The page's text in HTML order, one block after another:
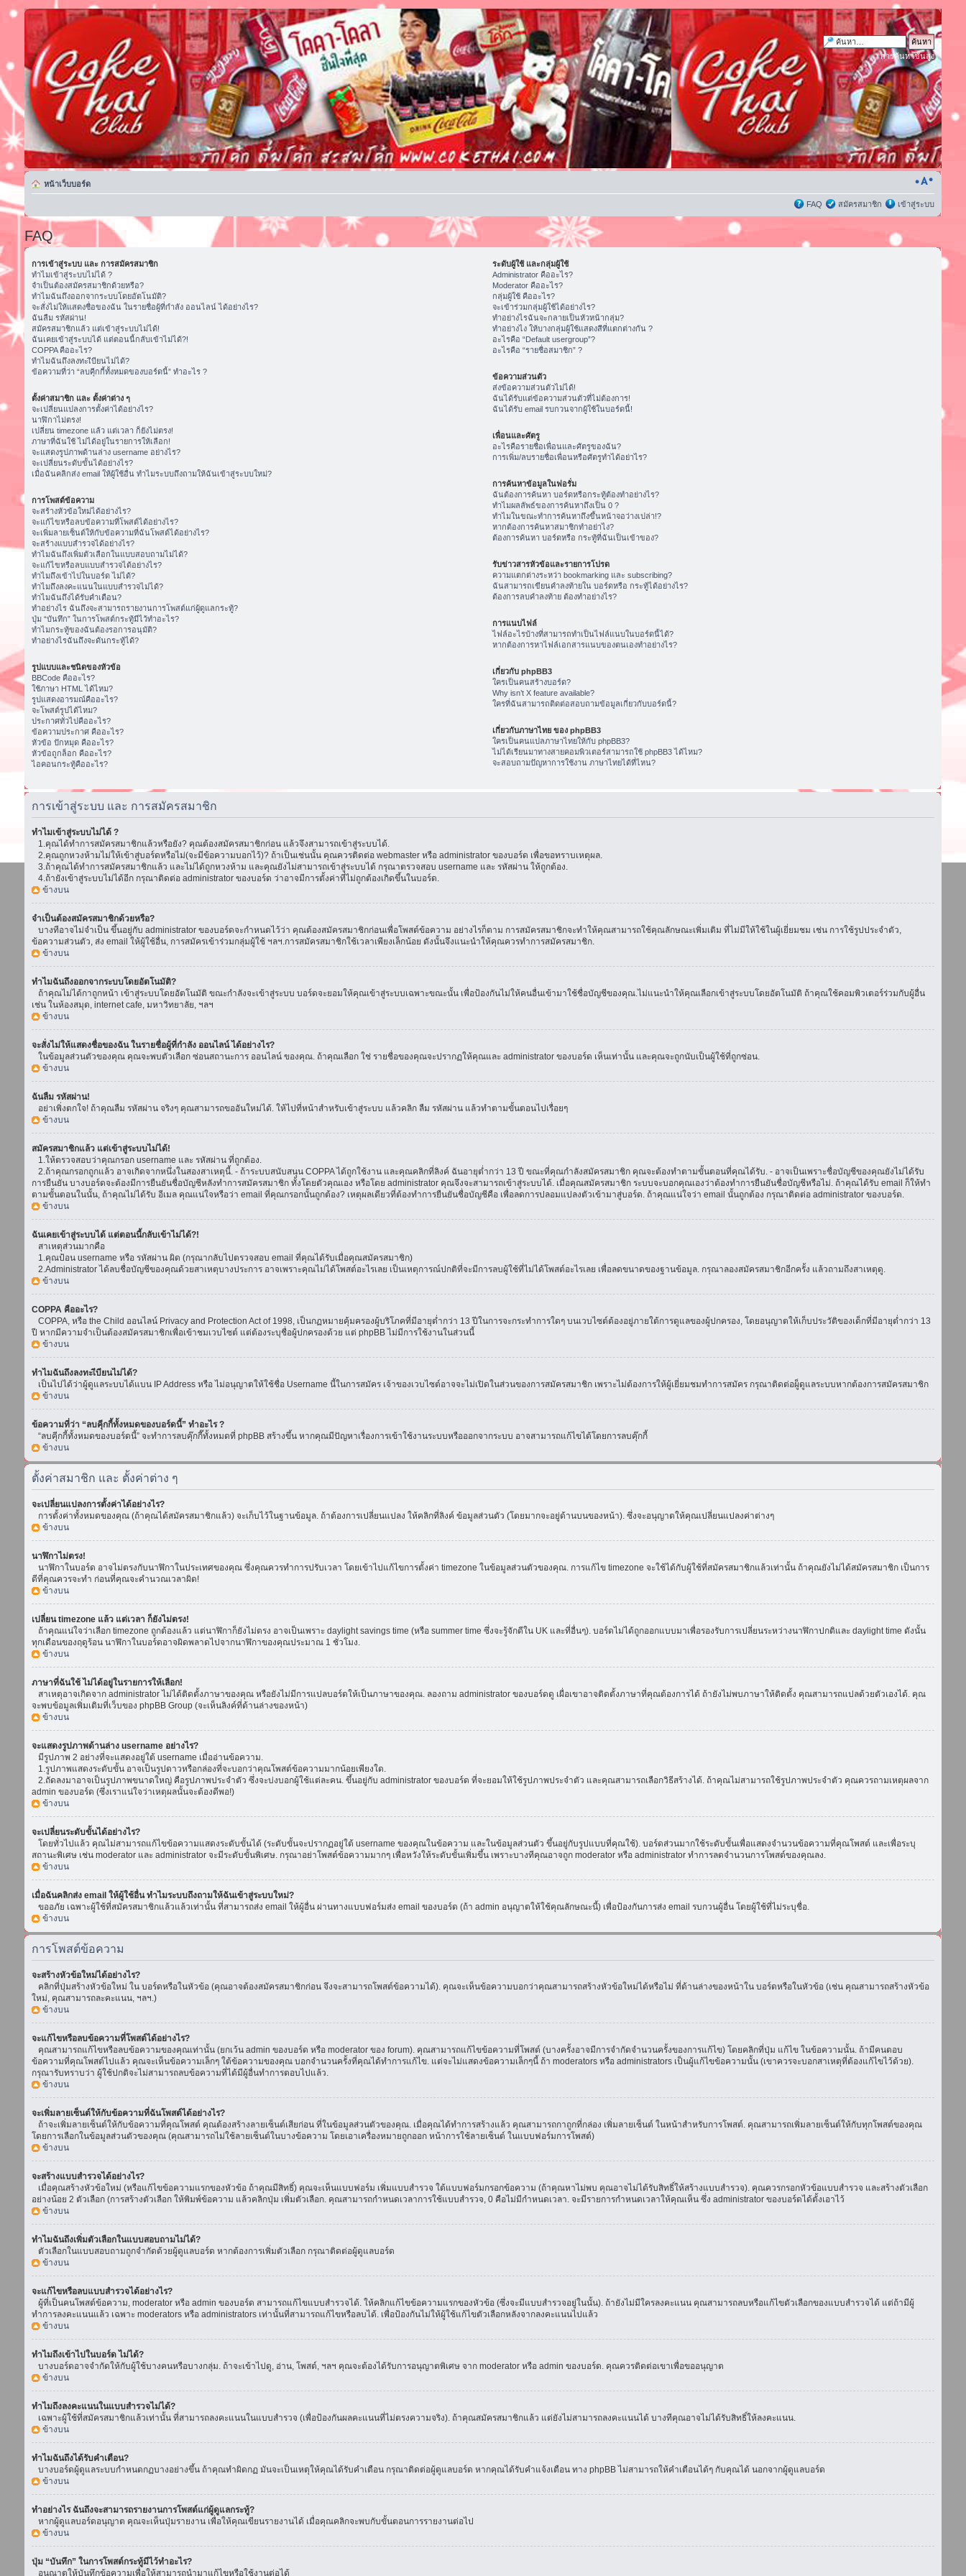
การค้นหาขั้นสูง
หน้าเว็บบอร์ด
FAQ สมัครสมาชิก เข้าสู่ระบบ
FAQ
การเข้าสู่ระบบ และ การสมัครสมาชิก
ทำไมเข้าสู่ระบบไม่ได้ ?
จำเป็นต้องสมัครสมาชิกด้วยหรือ?
ทำไมฉันถึงออกจากระบบโดยอัตโนมัติ?
จะสั่งไม่ให้แสดงชื่อของฉัน ในรายชื่อผู้ที่กำลัง ออนไลน์ ได้อย่างไร?
ฉันลืม รหัสผ่าน!
สมัครสมาชิกแล้ว แต่เข้าสู่ระบบไม่ได้!
ฉันเคยเข้าสู่ระบบได้ แต่ตอนนี้กลับเข้าไม่ได้?!
COPPA คืออะไร?
ทำไมฉันถึงลงทะเีบียนไม่ได้?
ข้อความที่ว่า “ลบคุีกกี้ทั้งหมดของบอร์ดนี้” ทำอะไร ?
ตั้งค่าสมาชิก และ ตั้งค่าต่าง ๆ
จะเปลี่ยนแปลงการตั้งค่าได้อย่างไร?
นาฬิกาไม่ตรง!
เปลี่ยน timezone แล้ว แต่เวลา ก็ยังไม่ตรง!
ภาษาที่ฉันใช้ ไม่ได้อยู่ในรายการให้เลือก!
จะแสดงรูปภาพด้านล่าง username อย่างไร?
จะเปลี่ยนระดับขั้นได้อย่างไร?
เมื่อฉันคลิกส่ง email ให้ผู้ใช้อื่น ทำไมระบบถึงถามให้ฉันเข้าสู่ระบบใหม่?
การโพสต์ข้อความ
จะสร้างหัวข้อใหม่ได้อย่างไร?
จะแก้ไขหรือลบข้อความที่โพสต์ได้อย่างไร?
จะเพิ่มลายเซ็นต์ให้กับข้อความที่ฉันโพสต์ได้อย่างไร?
จะสร้างแบบสำรวจได้อย่างไร?
ทำไมฉันถึงเพิ่มตัวเลือกในแบบสอบถามไม่ได้?
จะแก้ไขหรือลบแบบสำรวจได้อย่างไร?
ทำไมถึงเข้าไปในบอร์ด ไม่ได้?
ทำไมถึงลงคะแนนในแบบสำรวจไม่ได้?
ทำไมฉันถึงได้รับคำเตือน?
ทำอย่างไร ฉันถึงจะสามารถรายงานการโพสต์แก่ผู้ดูแลกระทู้?
ปุ่ม “บันทึก” ในการโพสต์กระทู้มีไว้ทำอะไร?
ทำไมกระทู้ของฉันต้องรอการอนุมัติ?
ทำอย่างไรฉันถึงจะดันกระทู้ได้?
รูปแบบและชนิดของหัวข้อ
BBCode คืออะไร?
ใช้ภาษา HTML ได้ไหม?
รูปแสดงอารมณ์คืออะไร?
จะโพสต์รูปได้ไหม?
ประกาศทั่วไปคืออะไร?
ข้อความประกาศ คืออะไร?
หัวข้อ ปักหมุด คืออะไร?
หัวข้อถูกล็อก คืออะไร?
ไอคอนกระทู้คืออะไร?
ระดับผู้ใช้ และกลุ่มผู้ใช้
Administrator คืออะไร?
Moderator คืออะไร?
กลุ่มผู้ใช้ คืออะไร?
จะเข้าร่วมกลุ่มผู้ใช้ได้อย่างไร?
ทำอย่างไรฉันจะกลายเป็นหัวหน้ากลุ่ม?
ทำอย่างไง ให้บางกลุ่มผู้ใช้แสดงสีที่แตกต่างกัน ?
อะไรคือ “Default usergroup”?
อะไรคือ “รายชื่อสมาชิก” ?
ข้อความส่วนตัว
ส่งข้อความส่วนตัวไม่ได้!
ฉันได้รับแต่ข้อความส่วนตัวที่ไม่ต้องการ!
ฉันได้รับ email รบกวนจากผู้ใช้ในบอร์ดนี้!
เพื่อนและศัตรู
อะไรคือรายชื่อเพื่อนและศัตรูของฉัน?
การเพิ่ม/ลบรายชื่อเพื่อนหรือศัตรูทำได้อย่าไร?
การค้นหาข้อมูลในฟอรั่ม
ฉันต้องการค้นหา บอร์ดหรือกระทู้ต้องทำอย่างไร?
ทำไมผลลัพธ์ของการค้นหาถึงเป็น 0 ?
ทำไมในขณะทำการค้นหาถึงขึ้นหน้าจอว่างเปล่า!?
หากต้องการค้นหาสมาชิกทำอย่าไง?
ต้องการค้นหา บอร์ดหรือ กระทู้ที่ฉันเป็นเข้าของ?
รับข่าวสารหัวข้อและรายการโปรด
ความแตกต่างระหว่า bookmarking และ subscribing?
ฉันสามารถเขียนคำลงท้ายใน บอร์ดหรือ กระทู้ได้อย่างไร?
ต้องการลบคำลงท้าย ต้องทำอย่างไร?
การแนบไฟล์
ไฟล์อะไรบ้างที่สามารถทำเป็นไฟล์แนบในบอร์ดนี้ได้?
หากต้องการหาไฟล์เอกสารแนบของตนเองทำอย่างไร?
เกี่ยวกับ phpBB3
ใครเป็นคนสร้างบอร์ด?
Why isn’t X feature available?
ใครที่ฉันสามารถติดต่อสอบถามข้อมูลเกี่ยวกับบอร์ดนี้?
เกี่ยวกับภาษาไทย ของ phpBB3
ใครเป็นคนแปลภาษาไทยให้กับ phpBB3?
ไม่ได้เรียนมาทางสายคอมพิวเตอร์สามารถใช้ phpBB3 ได้ไหม?
จะสอบถามปัญหาการใช้งาน ภาษาไทยได้ที่ไหน?
การเข้าสู่ระบบ และ การสมัครสมาชิก
ทำไมเข้าสู่ระบบไม่ได้ ?
1.คุณได้ทำการสมัครสมาชิกแล้วหรือยัง? คุณต้องสมัครสมาชิกก่อน แล้วจึงสามารถเข้าสู่ระบบได้.
2.คุณถูกหวงห้ามไม่ให้เข้าสู่บอร์ดหรือไม่(จะมีข้อความบอกไว้)? ถ้าเป็นเช่นนั้น คุณควรติดต่อ webmaster หรือ administrator ของบอร์ด เพื่อขอทราบเหตุผล.
3.ถ้าคุณได้ทำการสมัครสมาชิกแล้ว และไม่ได้ถูกหวงห้าม และคุณยังไม่สามารถเข้าสู่ระบบได้ กรุณาตรวจสอบ username และ รหัสผ่าน ให้ถูกต้อง.
4.ถ้ายังเข้าสู่ระบบไม่ได้อีก กรุณาติดต่อ administrator ของบอร์ด ว่าอาจมีการตั้งค่าที่ไม่ถูกต้องเกิดขึ้นในบอร์ด.
ข้างบน
จำเป็นต้องสมัครสมาชิกด้วยหรือ?
บางทีอาจไม่จำเป็น ขึ้นอยู่กับ administrator ของบอร์ดจะกำหนดไว้ว่า คุณต้องสมัครสมาชิกก่อนเพื่อโพสต์ข้อความ อย่างไรก็ตาม การสมัครสมาชิกจะทำให้คุณสามารถใช้คุณลักษณะเพิ่มเติม ที่ไม่มีให้ใช้ในผู้เยี่ยมชม เช่น การใช้รูปประจำตัว,
ข้อความส่วนตัว, ส่ง email ให้ผู้ใช้อื่น, การสมัครเข้าร่วมกลุ่มผู้ใช้ ฯลฯ.การสมัครสมาชิกใช้เวลาเพียงเล็กน้อย ดังนั้นจึงแนะนำให้คุณควรทำการสมัครสมาชิก.
ข้างบน
ทำไมฉันถึงออกจากระบบโดยอัตโนมัติ?
ถ้าคุณไม่ได้กาถูกหน้า เข้าสู่ระบบโดยอัตโนมัติ ขณะกำลังจะเข้าสู่ระบบ บอร์ดจะยอมให้คุณเข้าสู่ระบบเฉพาะขณะนั้น เพื่อป้องกันไม่ให้คนอื่นเข้ามาใช้ชื่อบัญชีของคุณ.ไม่แนะนำให้คุณเลือกเข้าสู่ระบบโดยอัตโนมัติ ถ้าคุณใช้คอมพิวเตอร์ร่วมกับผู้อื่น
เช่น ในห้องสมุด, internet cafe, มหาวิทยาลัย, ฯลฯ
ข้างบน
จะสั่งไม่ให้แสดงชื่อของฉัน ในรายชื่อผู้ที่กำลัง ออนไลน์ ได้อย่างไร?
ในข้อมูลส่วนตัวของคุณ คุณจะพบตัวเลือก ซ่อนสถานะการ ออนไลน์ ของคุณ. ถ้าคุณเลือก ใช่ รายชื่อของคุณจะปรากฏให้คุณและ administrator ของบอร์ด เห็นเท่านั้น และคุณจะถูกนับเป็นผู้ใช้ที่ถูกซ่อน.
ข้างบน
ฉันลืม รหัสผ่าน!
อย่าเพิ่งตกใจ! ถ้าคุณลืม รหัสผ่าน จริงๆ คุณสามารถขออันใหม่ได้. ให้ไปที่หน้าสำหรับเข้าสู่ระบบ แล้วคลิก ลืม รหัสผ่าน แล้วทำตามขั้นตอนไปเรื่อยๆ
ข้างบน
สมัครสมาชิกแล้ว แต่เข้าสู่ระบบไม่ได้!
1.ให้ตรวจสอบว่าคุณกรอก username และ รหัสผ่าน ที่ถูกต้อง.
2.ถ้าคุณกรอกถูกแล้ว อาจเกิดจากหนึ่งในสองสาเหตุนี้. - ถ้าระบบสนับสนุน COPPA ได้ถูกใช้งาน และคุณคลิกที่ลิงค์ ฉันอายุต่ำกว่า 13 ปี ขณะที่คุณกำลังสมัครสมาชิก คุณจะต้องทำตามขั้นตอนที่คุณได้รับ. - อาจเป็นเพราะชื่อบัญชีของคุณยังไม่ได้รับ
การยืนยัน บางบอร์ดจะต้องมีการยืนยันชื่อบัญชีหลังทำการสมัครสมาชิก ทั้งโดยตัวคุณเอง หรือโดย administrator คุณจึงจะสามารถเข้าสู่ระบบได้. เมื่อคุณสมัครสมาชิก ระบบจะบอกคุณเองว่าต้องทำการยืนยันชื่อบัญชีหรือไม่. ถ้าคุณได้รับ email ก็ให้ทำ
ตามขั้นตอนในนั้น, ถ้าคุณไม่ได้รับ อีเมล คุณแน่ใจหรือว่า email ที่คุณกรอกนั้นถูกต้อง? เหตุผลเดียวที่ต้องทำการยืนยันชื่อบัญชีคือ เพื่อลดการปลอมแปลงตัวเข้ามาสู่บอร์ด. ถ้าคุณแน่ใจว่า email นั้นถูกต้อง กรุณาติดต่อ administrator ของบอร์ด.
ข้างบน
ฉันเคยเข้าสู่ระบบได้ แต่ตอนนี้กลับเข้าไม่ได้?!
สาเหตุส่วนมากคือ
1.คุณป้อน username หรือ รหัสผ่าน ผิด (กรุณากลับไปตรวจสอบ email ที่คุณได้รับเมื่อคุณสมัครสมาชิก)
2.Administrator ได้ลบชื่อบัญชีของคุณด้วยสาเหตุบางประการ อาจเพราะคุณไม่ได้โพสต์อะไรเลย เป็นเหตุการณ์ปกติที่จะมีการลบผู้ใช้ที่ไม่ได้โพสต์อะไรเลย เพื่อลดขนาดของฐานข้อมูล. กรุณาลองสมัครสมาชิกอีกครั้ง แล้วถามถึงสาเหตุดู.
ข้างบน
COPPA คืออะไร?
COPPA, หรือ the Child ออนไลน์ Privacy and Protection Act of 1998, เป็นกฏหมายคุ้มครองผู้บริโภคที่มีอายุต่ำกว่า 13 ปีในการจะกระทำการใดๆ บนเวบไซต์ต้องอยู่ภายใต้การดูแลของผู้ปกครอง, โดยอนุญาตให้เก็บประวัติของเด็กที่มีอายุต่ำกว่า 13
ปี หากมีความจำเป็นต้องสมัครสมาชิกเพื่อเข้าชมเวบไซต์ แต่ต้องระบุชื่อผู้ปกครองด้วย แต่ phpBB ไม่มีการใช้งานในส่วนนี้
ข้างบน
ทำไมฉันถึงลงทะเีบียนไม่ได้?
เป็นไปได้ว่าผู้ดูแลระบบได้แบน IP Address หรือ ไม่อนุญาตให้ใช้ชื่อ Username นี้ในการสมัคร เจ้าของเวบไซต์อาจจะไม่เปิดในส่วนของการสมัครสมาชิก เพราะไม่ต้องการให้ผู้เยี่ยมชมทำการสมัคร กรุณาติดต่อผู็ดูแลระบบหากต้องการสมัครสมาชิก
ข้างบน
ข้อความที่ว่า “ลบคุีกกี้ทั้งหมดของบอร์ดนี้” ทำอะไร ?
“ลบคุีกกี้ทั้งหมดของบอร์ดนี้” จะทำการลบคุ๊กกี๊ทั้งหมดที่ phpBB สร้างขึ้น หากคุณมีปัญหาเรื่องการเข้าใช้งานระบบหรือออกจากระบบ อาจสามารถแก้ไขได้โดยการลบคุ๊กกี้
ข้างบน
ตั้งค่าสมาชิก และ ตั้งค่าต่าง ๆ
จะเปลี่ยนแปลงการตั้งค่าได้อย่างไร?
การตั้งค่าทั้งหมดของคุณ (ถ้าคุณได้สมัครสมาชิกแล้ว) จะเก็บไว้ในฐานข้อมูล. ถ้าต้องการเปลี่ยนแปลง ให้คลิกที่ลิงค์ ข้อมูลส่วนตัว (โดยมากจะอยู่ด้านบนของหน้า). ซึ่งจะอนุญาตให้คุณเปลี่ยนแปลงค่าต่างๆ
ข้างบน
นาฬิกาไม่ตรง!
นาฬิกาในบอร์ด อาจไม่ตรงกับนาฬิกาในประเทศของคุณ ซึ่งคุณควรทำการปรับเวลา โดยเข้าไปแก้ไขการตั้งค่า timezone ในข้อมูลส่วนตัวของคุณ. การแก้ไข timezone จะใช้ได้กับผู้ใช้ที่สมัครสมาชิกแล้วเท่านั้น ถ้าคุณยังไม่ได้สมัครสมาชิก เป็นการ
ดีที่คุณควรจะทำ ก่อนที่คุณจะคำนวณเวลาผิด!
ข้างบน
เปลี่ยน timezone แล้ว แต่เวลา ก็ยังไม่ตรง!
ถ้าคุณแน่ใจว่าเลือก timezone ถูกต้องแล้ว แต่นาฬิกาก็ยังไม่ตรง อาจเป็นเพราะ daylight savings time (หรือ summer time ซึ่งจะรู้จักดีใน UK และที่อื่นๆ). บอร์ดไม่ได้ถูกออกแบบมาเพื่อรองรับการเปลี่ยนระหว่างนาฬิกาปกติและ daylight time ดังนั้น
ทุกเดือนของฤดูร้อน นาฬิกาในบอร์ดอาจผิดพลาดไปจากนาฬิกาของคุณประมาณ 1 ชั่วโมง.
ข้างบน
ภาษาที่ฉันใช้ ไม่ได้อยู่ในรายการให้เลือก!
สาเหตุอาจเกิดจาก administrator ไม่ได้ติดตั้งภาษาของคุณ หรือยังไม่มีการแปลบอร์ดให้เป็นภาษาของคุณ. ลองถาม administrator ของบอร์ดดู เผื่อเขาอาจติดตั้งภาษาที่คุณต้องการได้ ถ้ายังไม่พบภาษาให้ติดตั้ง คุณสามารถแปลด้วยตัวเองได้. คุณ
จะพบข้อมูลเพิ่มเติมที่เว็บของ phpBB Group (จะเห็นลิงค์ที่ด้านล่างของหน้า)
ข้างบน
จะแสดงรูปภาพด้านล่าง username อย่างไร?
มีรูปภาพ 2 อย่างที่จะแสดงอยู่ใต้ username เมื่ออ่านข้อความ.
1.รูปภาพแสดงระดับขั้น อาจเป็นรูปดาวหรือกล่องที่จะบอกว่าคุณโพสต์ข้อความมากน้อยเพียงใด.
2.ถัดลงมาอาจเป็นรูปภาพขนาดใหญ่ คือรูปภาพประจำตัว ซึ่งจะบ่งบอกผู้ใช้แต่ละคน. ขึ้นอยู่กับ administrator ของบอร์ด ที่จะยอมให้ใช้รูปภาพประจำตัว และคุณสามารถเลือกวิธีสร้างได้. ถ้าคุณไม่สามารถใช้รูปภาพประจำตัว คุณควรถามเหตุผลจาก
admin ของบอร์ด (ซึ่งเราแน่ใจว่าเหตุผลนั้นจะต้องดีพอ!)
ข้างบน
จะเปลี่ยนระดับขั้นได้อย่างไร?
โดยทั่วไปแล้ว คุณไม่สามารถแก้ไขข้อความแสดงระดับขั้นได้ (ระดับขั้นจะปรากฏอยู่ใต้ username ของคุณในข้อความ และในข้อมูลส่วนตัว ขึ้นอยู่กับรูปแบบที่คุณใช้). บอร์ดส่วนมากใช้ระดับขั้นเพื่อแสดงจำนวนข้อความที่คุณโพสต์ และเพื่อระบุ
สถานะพิเศษ เช่น moderator และ administrator จะมีระดับขั้นพิเศษ. กรุณาอย่าโพสต์ข้อความมากๆ เพื่อหวังให้ระดับขั้นเพิ่มขึ้น เพราะบางทีคุณอาจถูก moderator หรือ administrator ทำการลดจำนวนการโพสต์ของคุณลง.
ข้างบน
เมื่อฉันคลิกส่ง email ให้ผู้ใช้อื่น ทำไมระบบถึงถามให้ฉันเข้าสู่ระบบใหม่?
ขออภัย เฉพาะผู้ใช้ที่สมัครสมาชิกแล้วแล้วเท่านั้น ที่สามารถส่ง email ให้ผู้อื่น ผ่านทางแบบฟอร์มส่ง email ของบอร์ด (ถ้า admin อนุญาตให้ใช้คุณลักษณะนี้) เพื่อป้องกันการส่ง email รบกวนผู้อื่น โดยผู้ใช้ที่ไม่ระบุชื่อ.
ข้างบน
การโพสต์ข้อความ
จะสร้างหัวข้อใหม่ได้อย่างไร?
คลิกที่ปุ่มสร้างหัวข้อใหม่ ใน บอร์ดหรือในหัวข้อ (คุณอาจต้องสมัครสมาชิกก่อน จึงจะสามารถโพสต์ข้อความได้). คุณจะเห็นข้อความบอกว่าคุณสามารถสร้างหัวข้อใหม่ได้หรือไม่ ที่ด้านล่างของหน้าใน บอร์ดหรือในหัวข้อ (เช่น คุณสามารถสร้างหัวข้อ
ใหม่, คุณสามารถละคะแนน, ฯลฯ.)
ข้างบน
จะแก้ไขหรือลบข้อความที่โพสต์ได้อย่างไร?
คุณสามารถแก้ไขหรือลบข้อความของคุณเท่านั้น (ยกเว้น admin ของบอร์ด หรือ moderator ของ forum). คุณสามารถแก้ไขข้อความที่โพสต์ (บางครั้งอาจมีการจำกัดจำนวนครั้งของการแก้ไข) โดยคลิกที่ปุ่ม แก้ไข ในข้อความนั้น. ถ้ามีคนตอบ
ข้อความที่คุณโพสต์ไปแล้ว คุณจะเห็นข้อความเล็กๆ ใต้ข้อความของคุณ บอกจำนวนครั้งที่คุณได้ทำการแก้ไข. แต่จะไม่แสดงข้อความเล็กๆนี้ ถ้า moderators หรือ administrators เป็นผู้แก้ไขข้อความนั้น (เขาควรจะบอกสาเหตุที่ต้องแก้ไขไว้ด้วย).
กรุณารับทราบว่า ผู้ใช้ปกติจะไม่สามารถลบข้อความที่ได้มีผู้อื่นทำการตอบไปแล้ว.
ข้างบน
จะเพิ่มลายเซ็นต์ให้กับข้อความที่ฉันโพสต์ได้อย่างไร?
ถ้าจะเพิ่มลายเซ็นต์ให้กับข้อความที่คุณโพสต์ คุณต้องสร้างลายเซ็นต์เสียก่อน ที่ในข้อมูลส่วนตัวของคุณ. เมื่อคุณได้ทำการสร้างแล้ว คุณสามารถกาถูกที่กล่อง เพิ่มลายเซ็นต์ ในหน้าสำหรับการโพสต์. คุณสามารถเพิ่มลายเซ็นต์ให้กับทุกโพสต์ของคุณ
โดยการเลือกในข้อมูลส่วนตัวของคุณ (คุณสามารถไม่ใช้ลายเซ็นต์ในบางข้อความ โดยเอาเครื่องหมายถูกออก หน้าการใช้ลายเซ็นต์ ในแบบฟอร์มการโพสต์)
ข้างบน
จะสร้างแบบสำรวจได้อย่างไร?
เมื่อคุณสร้างหัวข้อใหม่ (หรือแก้ไขข้อความแรกของหัวข้อ ถ้าคุณมีสิทธิ์) คุณจะเห็นแบบฟอร์ม เพิ่มแบบสำรวจ ใต้แบบฟอร์มกรอกข้อความ (ถ้าคุณหาไม่พบ คุณอาจไม่ได้รับสิทธิ์ให้สร้างแบบสำรวจ). คุณควรกรอกหัวข้อแบบสำรวจ และสร้างตัวเลือก
อย่างน้อย 2 ตัวเลือก (การสร้างตัวเลือก ให้พิมพ์ข้อความ แล้วคลิกปุ่ม เพิ่มตัวเลือก. คุณสามารถกำหนดเวลาการใช้แบบสำรวจ, 0 คือไม่มีกำหนดเวลา. จะมีรายการกำหนดเวลาให้คุณเห็น ซึ่ง administrator ของบอร์ดได้ตั้งเอาไว้
ข้างบน
ทำไมฉันถึงเพิ่มตัวเลือกในแบบสอบถามไม่ได้?
ตัวเลือกในแบบสอบถามถูกจำกัดด้วยผู้ดูแลบอร์ด หากต้องการเพิ่มตัวเลือก กรุณาติดต่อผู้ดูแลบอร์ด
ข้างบน
จะแก้ไขหรือลบแบบสำรวจได้อย่างไร?
ผู้ที่เป็นคนโพสต์ข้อความ, moderator หรือ admin ของบอร์ด สามารถแก้ไขแบบสำรวจได้. ให้คลิกแก้ไขข้อความแรกของหัวข้อ (ซึ่งจะมีแบบสำรวจอยู่ในนั้น). ถ้ายังไม่มีใครลงคะแนน คุณสามารถลบหรือแก้ไขตัวเลือกของแบบสำรวจได้ แต่ถ้ามีผู้
ทำการลงคะแนนแล้ว เฉพาะ moderators หรือ administrators เท่านั้นที่สามารถแก้ไขหรือลบได้. เพื่อป้องกันไม่ให้ผู้ใช้แก้ไขตัวเลือกหลังจากลงคะแนนไปแล้ว
ข้างบน
ทำไมถึงเข้าไปในบอร์ด ไม่ได้?
บางบอร์ดอาจจำกัดให้กับผู้ใช้บางคนหรือบางกลุ่ม. ถ้าจะเข้าไปดู, อ่าน, โพสต์, ฯลฯ คุณจะต้องได้รับการอนุญาตพิเศษ จาก moderator หรือ admin ของบอร์ด. คุณควรติดต่อเขาเพื่อขออนุญาต
ข้างบน
ทำไมถึงลงคะแนนในแบบสำรวจไม่ได้?
เฉพาะผู้ใช้ที่สมัครสมาชิกแล้วเท่านั้น ที่สามารถลงคะแนนในแบบสำรวจ (เพื่อป้องกันผลคะแนนที่ไม่ตรงความจริง). ถ้าคุณสมัครสมาชิกแล้ว แต่ยังไม่สามารถลงคะแนนได้ บางทีคุณอาจไม่ได้รับสิทธิ์ให้ลงคะแนน.
ข้างบน
ทำไมฉันถึงได้รับคำเตือน?
บางบอร์ดผู้ดูแลระบบกำหนดกฏบางอย่างขึ้น ถ้าคุณทำผิดกฏ มันจะเป็นเหตุให้คุณได้รับคำเตือน กรุณาติดต่อผู้ดูแลบอร์ด หากคุณได้รับคำแจ้งเตือน ทาง phpBB ไม่สามารถให้คำเตือนได้ๆ กับคุณได้ นอกจากผู้ดูแลบอร์ด
ข้างบน
ทำอย่างไร ฉันถึงจะสามารถรายงานการโพสต์แก่ผู้ดูแลกระทู้?
หากผู้ดูแลบอร์ดอนุญาต คุณจะเห็นปุ่มรายงาน เพื่อให้คุณเขียนรายงานได้ เมื่อคุณคลิกจะพบกับขั้นตอนการรายงานต่อไป
ข้างบน
ปุ่ม “บันทึก” ในการโพสต์กระทู้มีไว้ทำอะไร?
อนุณาตให้บันทึกข้อความเพื่อให้สามารถนำมาแก้ไขหรือใช้งานต่อได้